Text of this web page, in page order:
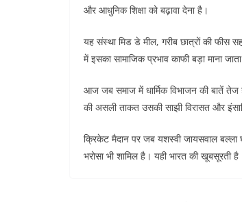
और आधुनिक शिक्षा को बढ़ावा देना है।
यह संस्था मिड डे मील, गरीब छात्रों की फीस
में इसका सामाजिक प्रभाव काफी बड़ा माना
आज जब समाज में धार्मिक विभाजन की बातें तेज
की असली ताकत उसकी साझी विरासत और
क्रिकेट मैदान पर जब यशस्वी जायसवाल बल्ला
भरोसा भी शामिल है। यही भारत की